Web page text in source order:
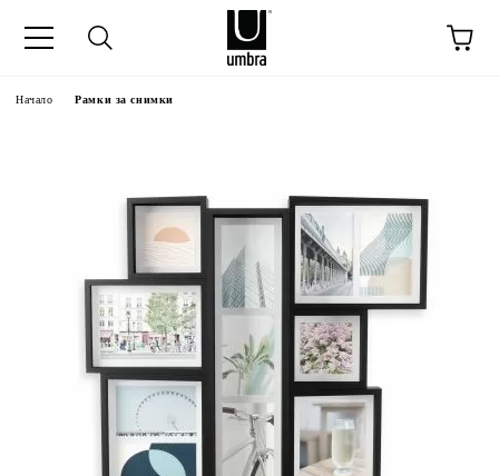
Начало Рамки за снимки